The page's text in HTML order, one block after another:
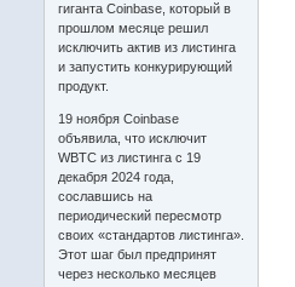
гиганта Coinbase, который в
прошлом месяце решил
исключить актив из листинга
и запустить конкурирующий
продукт.
19 ноября Coinbase
объявила, что исключит
WBTC из листинга с 19
декабря 2024 года,
сославшись на
периодический пересмотр
своих «стандартов листинга».
Этот шаг был предпринят
через несколько месяцев